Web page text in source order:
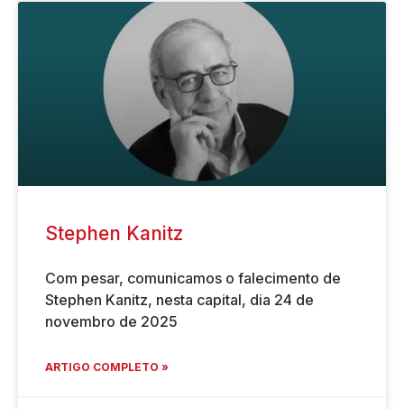
Stephen Kanitz
Com pesar, comunicamos o falecimento de
Stephen Kanitz, nesta capital, dia 24 de
novembro de 2025
ARTIGO COMPLETO »